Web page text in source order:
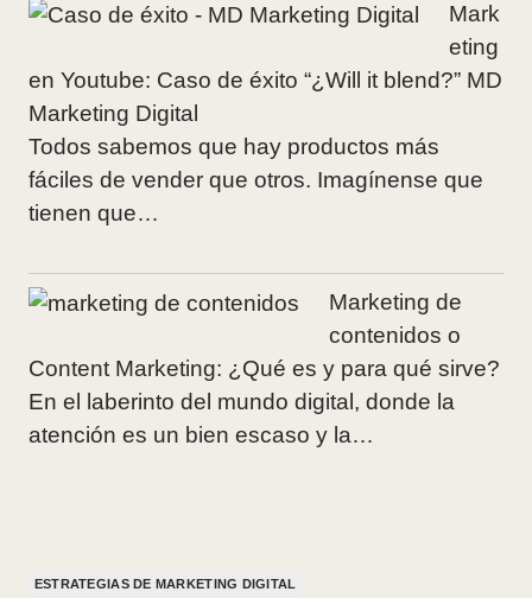
Mark
eting
en Youtube: Caso de éxito “¿Will it blend?” MD
Marketing Digital
Todos sabemos que hay productos más
fáciles de vender que otros. Imagínense que
tienen que…
Marketing de
contenidos o
Content Marketing: ¿Qué es y para qué sirve?
En el laberinto del mundo digital, donde la
atención es un bien escaso y la…
ESTRATEGIAS DE MARKETING DIGITAL